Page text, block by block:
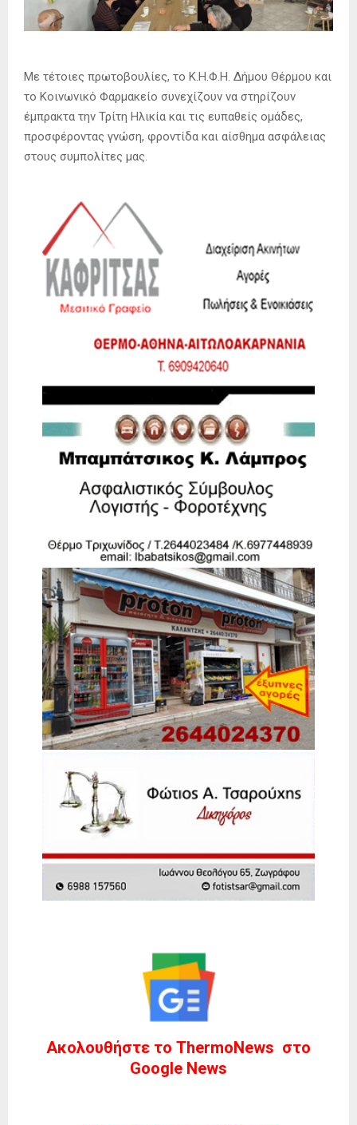
Με τέτοιες πρωτοβουλίες, το Κ.Η.Φ.Η. Δήμου Θέρμου και
το Κοινωνικό Φαρμακείο συνεχίζουν να στηρίζουν
έμπρακτα την Τρίτη Ηλικία και τις ευπαθείς ομάδες,
προσφέροντας γνώση, φροντίδα και αίσθημα ασφάλειας
στους συμπολίτες μας.
Ακολουθήστε το ThermoNews στο
Google News